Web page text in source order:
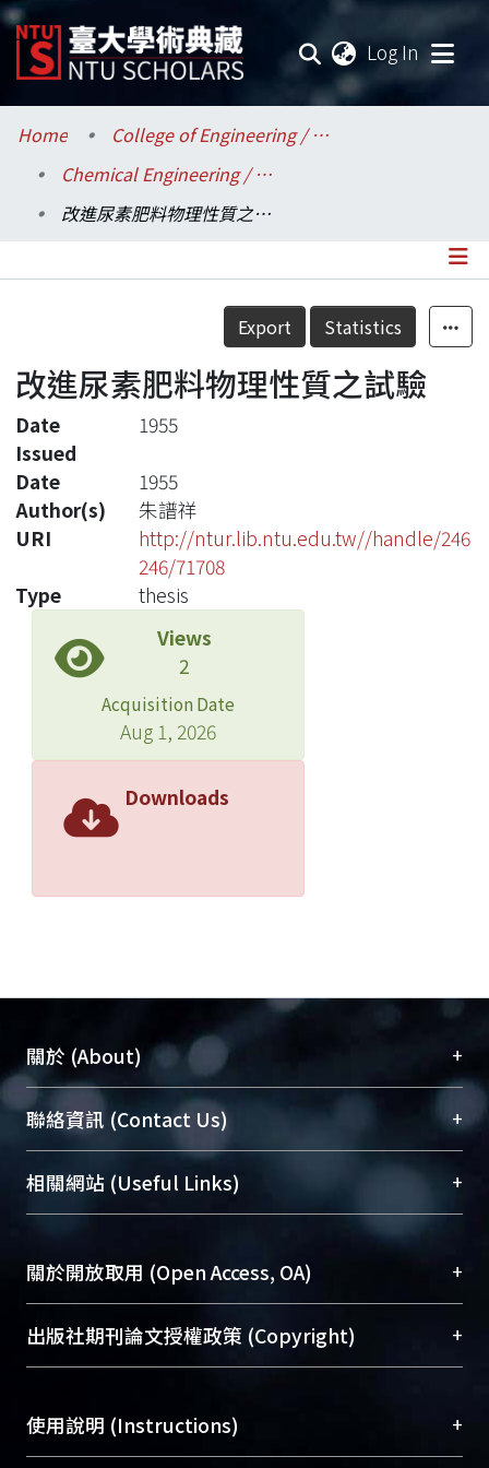
Log In
Communities & Collections
Research Outputs
Statistics
Home
College of Engineering / 工學院
Chemical Engineering / 化學工程學系
改進尿素肥料物理性質之試驗
Details
Export Statistics
改進尿素肥料物理性質之試驗
Date
Issued
1955
Date
1955
Author(s)
朱譜祥
URI
http://ntur.lib.ntu.edu.tw//handle/246
246/71708
Type
thesis
Views
2
Acquisition Date
Aug 1, 2026
Downloads
關於 (About) +
臺大位居世界頂尖大學之列，為永久珍藏及向國際
展現本校豐碩的研究成果及學術能量，圖書館整合
機構典藏（NTUR）與學術庫（AH）不同功能平
台，成為臺大學術典藏NTU scholars。期能整合研
究能量、促進交流合作、保存學術產出、推廣研究
成果。
To permanently archive and promote researcher
profiles and scholarly works, Library integrates the
services of “NTU Repository” with “Academic
聯絡資訊 (Contact Us) +
總館學科館員(Main Library)
醫學圖書館學科館員(Medical Library)
(Social
Sciences Library)
相關網站 (Useful Links) +
關於開放取用 (Open Access, OA) +
開放取用是從使用者角度提升資訊取用性的社會運
動，應用在學術研究上是透過將研究著作公開供使
用逐年攀升。同時可加速研究發展、提升研究影響
出版社期刊論文授權政策 (Copyright) +
含部分內容的版權非匯入者所有，或由第三方贊
助與合作完成，請確認該版權所有者及第三方同
使用說明 (Instructions) +